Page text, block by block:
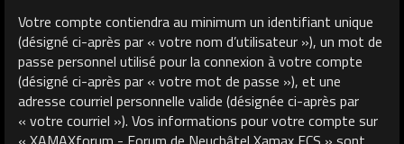
Votre compte contiendra au minimum un identifiant unique
(désigné ci-après par « votre nom d’utilisateur »), un mot de
passe personnel utilisé pour la connexion à votre compte
(désigné ci-après par « votre mot de passe »), et une
adresse courriel personnelle valide (désignée ci-après par
« votre courriel »). Vos informations pour votre compte sur